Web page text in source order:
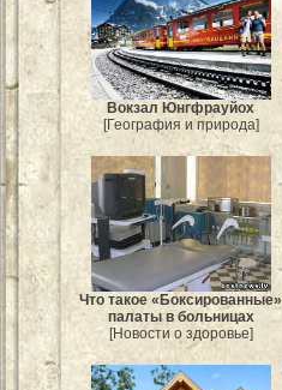
Вокзал Юнгфрауйох
[География и природа]
Что такое «Боксированные»
палаты в больницах
[Новости о здоровье]